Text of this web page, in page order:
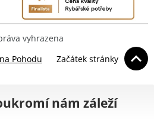
vyhrazena
Pohodu
Začátek stránky
nám záleží